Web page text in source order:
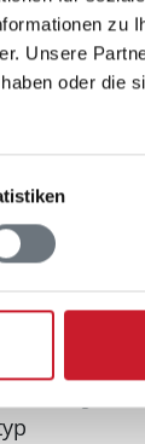
zu
Unsere
oder die